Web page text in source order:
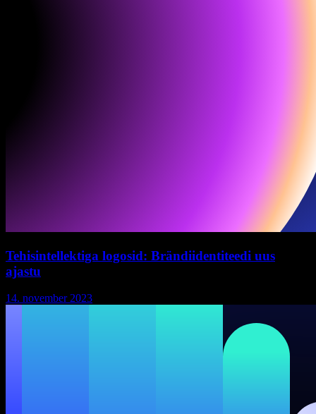
Tehisintellektiga logosid: Brändiidentiteedi uus
ajastu
14. november 2023